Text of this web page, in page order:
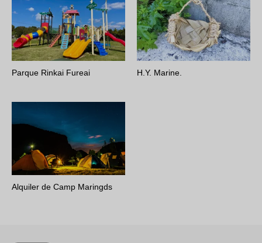
Parque Rinkai Fureai H.Y. Marine.
Alquiler de Camp Maringds